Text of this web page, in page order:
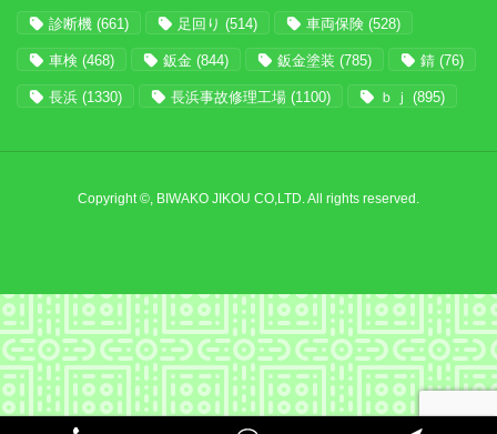
診断機 (661) 足回り (514) 車両保険 (528)
車検 (468) 鈑金 (844) 鈑金塗装 (785) 錆 (76)
長浜 (1330) 長浜事故修理工場 (1100) ｂｊ (895)
Copyright ©, BIWAKO JIKOU CO,LTD. All rights reserved.